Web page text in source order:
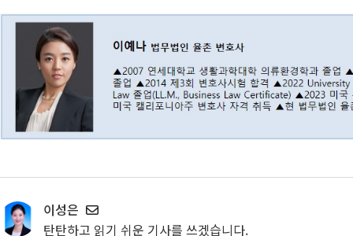
이성은
탄탄하고 읽기 쉬운 기사를 쓰겠습니다.